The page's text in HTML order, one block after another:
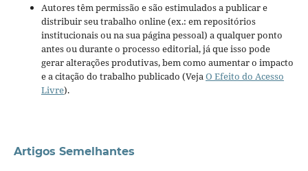
Autores têm permissão e são estimulados a publicar e
distribuir seu trabalho online (ex.: em repositórios
institucionais ou na sua página pessoal) a qualquer ponto
antes ou durante o processo editorial, já que isso pode
gerar alterações produtivas, bem como aumentar o impacto
e a citação do trabalho publicado (Veja O Efeito do Acesso
Livre).
Artigos Semelhantes